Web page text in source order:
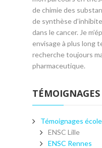
de chimie des
de synthèse
dans le cancer. Je
envisage à plus long
recherche toujours
pharmaceutique.
TÉMOIGNAGES
Témoignages
ENSC Lille
ENSC Rennes